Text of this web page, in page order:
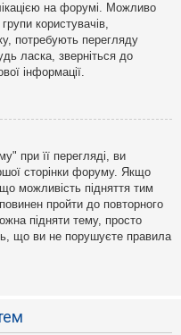
на форумі. Можливо
користувачів,
потребують перегляду
ласка, зверніться до
інформації.
при її перегляді, ви
сторінки форуму. Якщо
можливість підняття тим
пройти до повторного
підняти тему, просто
що ви не порушуєте правила